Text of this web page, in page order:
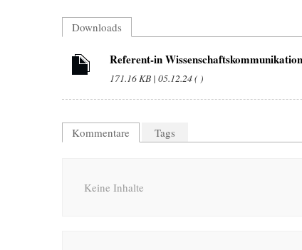
Downloads
Referent-in
171.16 KB | 05.12.24 ( )
Kommentare Tags
Keine Inhalte